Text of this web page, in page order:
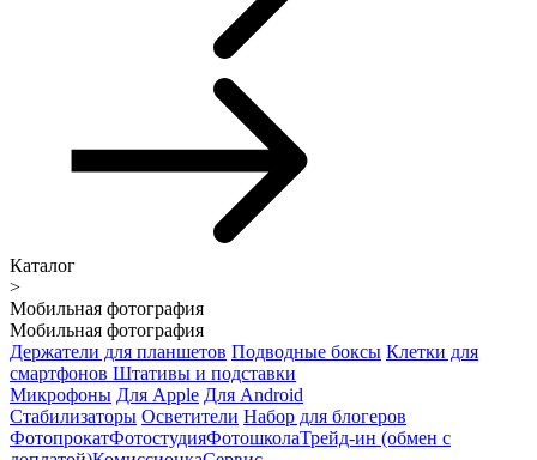
Каталог
>
Мобильная фотография
Мобильная фотография
Держатели для планшетов Подводные боксы Клетки для
смартфонов Штативы и подставки
Микрофоны Для Apple Для Android
Стабилизаторы Осветители Набор для блогеров
ФотопрокатФотостудияФотошколаТрейд-ин (обмен с